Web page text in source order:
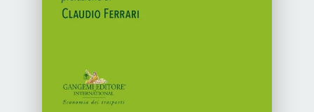
Proposte di pubblicazione
Newsletter